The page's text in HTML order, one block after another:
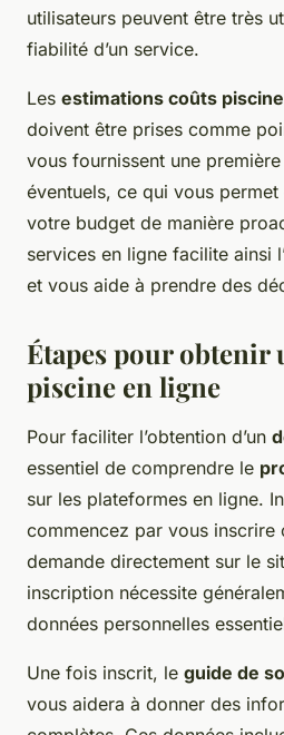
utilisateurs peuvent être très
fiabilité d’un service.
Les estimations coûts piscine
doivent être prises comme
vous fournissent une
éventuels, ce qui vous
votre budget de manière
services en ligne facilite ainsi
et vous aide à prendre des
Étapes pour obtenir
piscine en ligne
Pour faciliter l’obtention d’un
essentiel de comprendre le
sur les plateformes en ligne.
commencez par vous inscrire
demande directement sur le
inscription nécessite
données personnelles
Une fois inscrit, le guide de
vous aidera à donner des